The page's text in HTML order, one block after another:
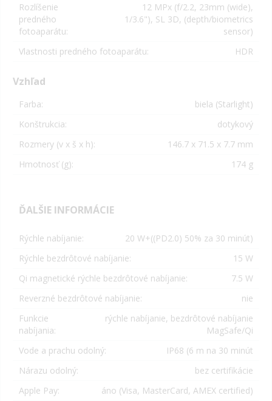
Rozlíšenie
predného
fotoaparátu:
12 MPx (f/2.2, 23mm (wide),
1/3.6"), SL 3D, (depth/biometrics
sensor)
Vlastnosti predného fotoaparátu:
HDR
Vzhľad
Farba:
biela (Starlight)
Konštrukcia:
dotykový
Rozmery (v x š x h):
146.7 x 71.5 x 7.7 mm
Hmotnosť (g):
174 g
ĎALŠIE INFORMÁCIE
Rýchle nabíjanie:
20 W+((PD2.0) 50% za 30 minút)
Rýchle bezdrôtové nabíjanie:
15 W
Qi magnetické rýchle bezdrôtové nabíjanie:
7.5 W
Reverzné bezdrôtové nabíjanie:
nie
Funkcie
nabíjania:
rýchle nabíjanie, bezdrôtové nabíjanie
MagSafe/Qi
Vode a prachu odolný:
IP68 (6 m na 30 minút
Nárazu odolný:
bez certifikácie
Apple Pay:
áno (Visa, MasterCard, AMEX certified)